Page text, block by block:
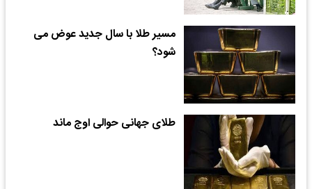
مسیر طلا با سال جدید عوض می
شود؟
طلای جهانی حوالی اوج ماند